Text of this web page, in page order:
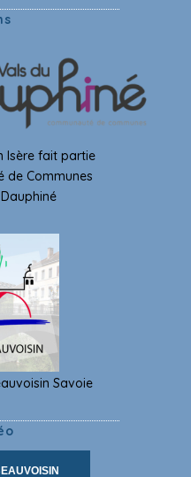
Isère fait partie
de Communes
Savoie